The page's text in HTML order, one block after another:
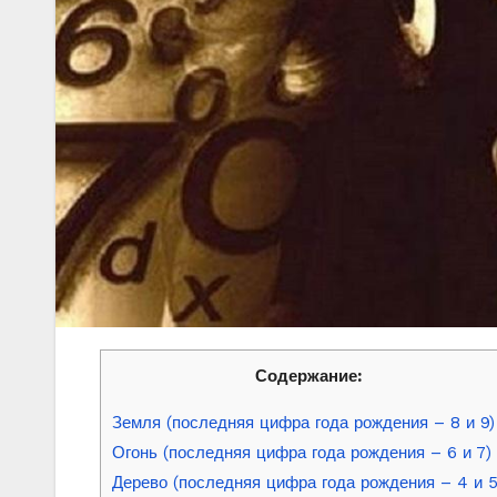
Содержание:
Земля (последняя цифра года рождения – 8 и 9)
Огонь (последняя цифра года рождения – 6 и 7)
Дерево (последняя цифра года рождения – 4 и